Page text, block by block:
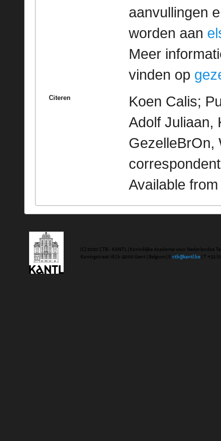
aanvullingen
worden aan
Meer
vinden op
Citeren
Koen Calis;
Adolf Juliaan,
GezelleBrOn,
Available
(C) 2020 CTB - KANTL | Koninklijke Academie voor Nederlandse
Koningstraat 18 | b-9000 Gent | Belgium | E ctb@kantl.be | T +32